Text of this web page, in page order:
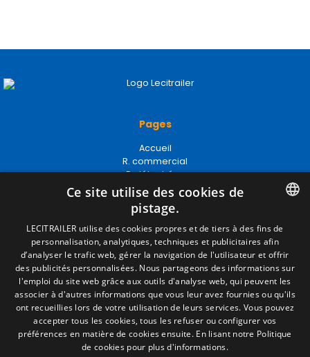
Pages
Accueil
R. commercial
P. détachées
Portail emploi
Infos
EgaLecitrailer
Termes juridiques
Mentions Légales
Politique de Confidentialité
Politique de Cookies
Conditions générales de vente
Gérer les cookies
SPANISH
ENGLISH
FRENCH
ITALIAN
PORTUGUESE
Ce site utilise des cookies de
pistage.
LECITRAILER utilise des cookies propres et de tiers à des fins de
personnalisation, analytiques, techniques et publicitaires afin
d’analyser le trafic web, gérer la navigation de l'utilisateur et offrir
des publicités personnalisées. Nous partageons des informations sur
l'emploi du site web grâce aux outils d'analyse web, qui peuvent les
associer à d'autres informations que vous leur avez fournies ou qu'ils
ont recueillies lors de votre utilisation de leurs services. Vous pouvez
accepter tous les cookies, tous les refuser ou configurer vos
préférences en matière de cookies ensuite. En lisant notre Politique
de cookies pour plus d'informations.